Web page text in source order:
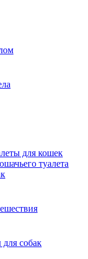
для кошек
туалета
собак